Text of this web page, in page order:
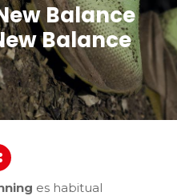
Balance
Balance
es habitual